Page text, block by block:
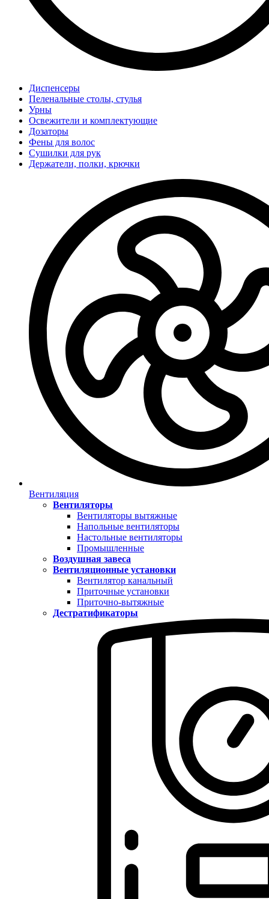
Диспенсеры
Пеленальные столы, стулья
Урны
Освежители и комплектующие
Дозаторы
Фены для волос
Сушилки для рук
Держатели, полки, крючки
Вентиляция
Вентиляторы
Вентиляторы вытяжные
Напольные вентиляторы
Настольные вентиляторы
Промышленные
Воздушная завеса
Вентиляционные установки
Вентилятор канальный
Приточные установки
Приточно-вытяжные
Дестратификаторы